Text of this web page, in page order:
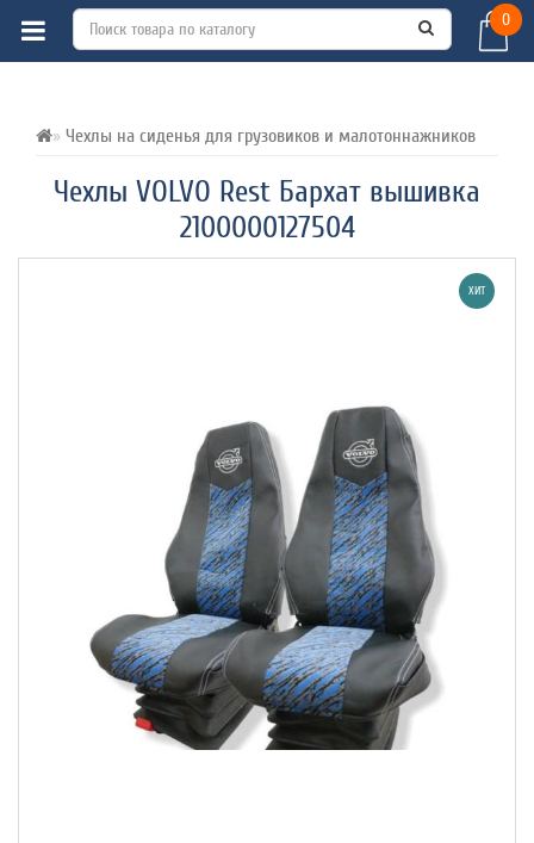
0
Чехлы на сиденья для грузовиков и малотоннажников
Чехлы VOLVO Rest Бархат вышивка
2100000127504
ВСЕ О ТОВАРЕ ХАРАКТЕРИСТИКИ
ХИТ